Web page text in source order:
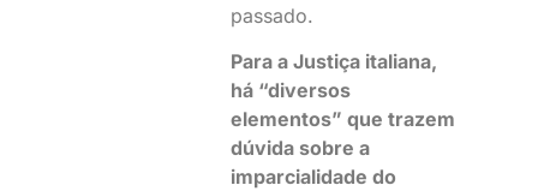
passado.
Para a Justiça italiana,
há “diversos
elementos” que trazem
dúvida sobre a
imparcialidade do